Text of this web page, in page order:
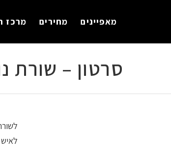
מאפיינים מחירים מרכז
סרטון – שורת
לאיש